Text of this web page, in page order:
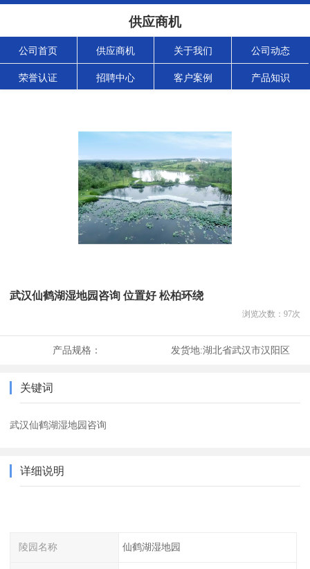
供应商机
公司首页 供应商机 关于我们 公司动态
荣誉认证 招聘中心 客户案例 产品知识
武汉仙鹤湖湿地园咨询 位置好 松柏环绕
浏览次数： 97次
产品规格： 发货地:湖北省武汉市汉阳区
关键词
武汉仙鹤湖湿地园咨询
详细说明
陵园名称 仙鹤湖湿地园